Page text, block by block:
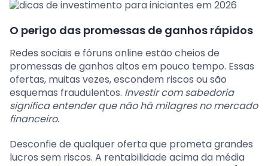
O perigo das promessas de ganhos rápidos
Redes sociais e fóruns online estão cheios de
promessas de ganhos altos em pouco tempo. Essas
ofertas, muitas vezes, escondem riscos ou são
esquemas fraudulentos. Investir com sabedoria
significa entender que não há milagres no mercado
financeiro.
Desconfie de qualquer oferta que prometa grandes
lucros sem riscos. A rentabilidade acima da média